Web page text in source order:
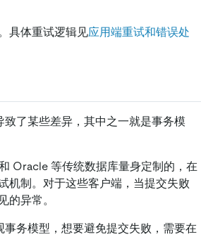
具体重试逻辑见应用端重试和错误处
了某些差异，其中之一就是事务模
Oracle 等传统数据库量身定制的，在
机制。对于这些客户端，当提交失败
的异常。
务模型，想要避免提交失败，需要在